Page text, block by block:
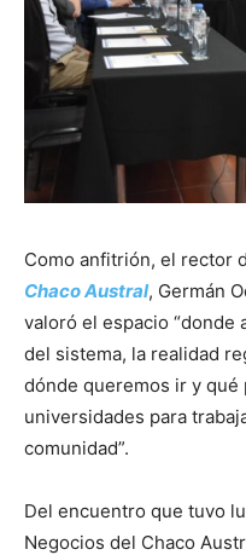
Como anfitrión, el rector
Chaco Austral, Germán
valoró el espacio “donde
del sistema, la realidad
dónde queremos ir y qué
universidades para
comunidad”.
Del encuentro que tuvo
Negocios del Chaco